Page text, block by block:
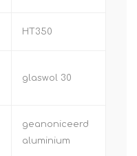
HT350
glaswol 30
geanoniceerd
aluminium